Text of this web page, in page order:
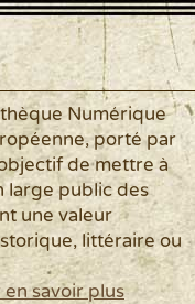
Numérique
porté par
de mettre à
large public des
une valeur
littéraire ou
savoir plus